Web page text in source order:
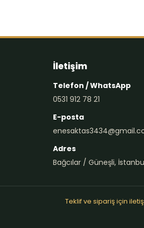
İletişim
Telefon / WhatsApp
0531 912 78 21
E-posta
Adres
Bağcılar / Güneşli,
Teklif ve sipariş için